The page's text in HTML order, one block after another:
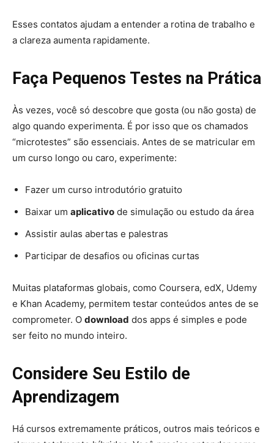
Esses contatos ajudam a entender a rotina de trabalho e
a clareza aumenta rapidamente.
Faça Pequenos Testes na Prática
Às vezes, você só descobre que gosta (ou não gosta) de
algo quando experimenta. É por isso que os chamados
“microtestes” são essenciais. Antes de se matricular em
um curso longo ou caro, experimente:
Fazer um curso introdutório gratuito
Baixar um aplicativo de simulação ou estudo da área
Assistir aulas abertas e palestras
Participar de desafios ou oficinas curtas
Muitas plataformas globais, como Coursera, edX, Udemy
e Khan Academy, permitem testar conteúdos antes de se
comprometer. O download dos apps é simples e pode
ser feito no mundo inteiro.
Considere Seu Estilo de
Aprendizagem
Há cursos extremamente práticos, outros mais teóricos e